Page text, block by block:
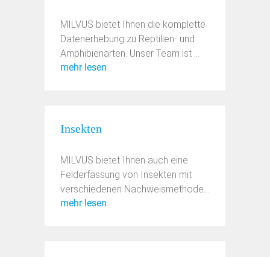
MILVUS bietet Ihnen die komplette
Datenerhebung zu Reptilien- und
Amphibienarten. Unser Team ist ...
mehr lesen
Insekten
MILVUS bietet Ihnen auch eine
Felderfassung von Insekten mit
verschiedenen Nachweismethoden
an. ...
mehr lesen